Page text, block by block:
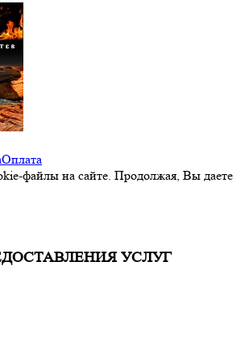
Оплата
файлы на сайте. Продолжая, Вы даете
УСЛУГ